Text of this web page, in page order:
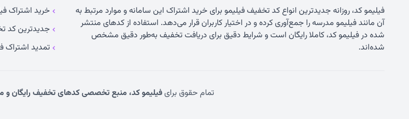
فیلیمو کد، روزانه جدیدترین انواعکد تخفیف فیلیمو برای خرید اشتراک این سامانه و موارد مرتبط به
آن مانند فیلیمو مدرسه را جمع‌آوری کرده و در اختیار کاربران قرار می‌دهد. استفاده از کدهای منتشر
شده در فیلیمو کد، کاملا رایگان است و شرایط دقیق برای دریافت تخفیف به‌طور دقیق مشخص
شده‌اند.
خرید اشتراک
جدیدترین کد
تمدید اشتراک
تمام حقوق برایفیلیمو کد، منبع تخصصی کدهای تخفیف رایگان و